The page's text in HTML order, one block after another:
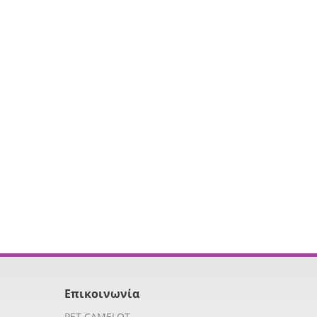
Επικοινωνία